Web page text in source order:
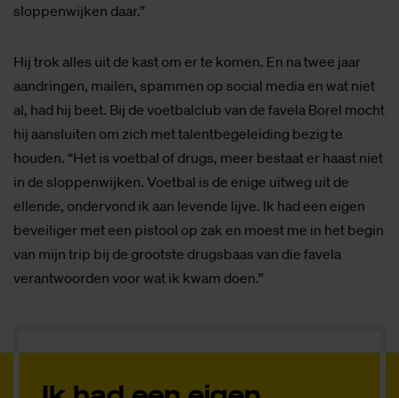
sloppenwijken daar.”
Hij trok alles uit de kast om er te komen. En na twee jaar
aandringen, mailen, spammen op social media en wat niet
al, had hij beet. Bij de voetbalclub van de favela Borel mocht
hij aansluiten om zich met talentbegeleiding bezig te
houden. “Het is voetbal of drugs, meer bestaat er haast niet
in de sloppenwijken. Voetbal is de enige uitweg uit de
ellende, ondervond ik aan levende lijve. Ik had een eigen
beveiliger met een pistool op zak en moest me in het begin
van mijn trip bij de grootste drugsbaas van die favela
verantwoorden voor wat ik kwam doen.”